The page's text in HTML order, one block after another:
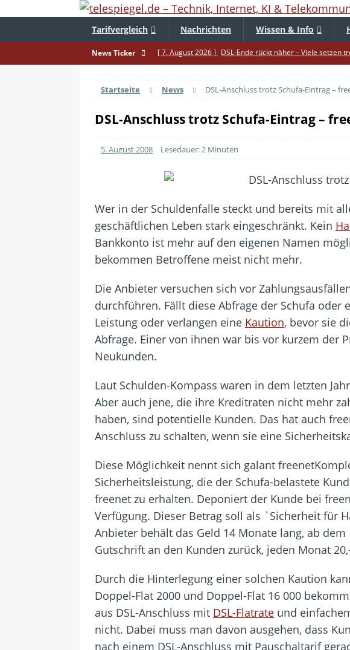
Tarifvergleich Nachrichten Wissen & Info
News Ticker [ 7. August 2026 ] DSL-Ende rückt näher – Viele setzen
[ 4. August 2026 ] Smartphone-Kauf – Zu diesem
[ 3. August 2026 ]
1&1 bekommt auf die Mütze –
[ 29. Juli 2026 ] Achtung: Polizei warnt – Raffinierte, neue
[ 28. Juli 2026 ]
Im Urlaub erreichbar? – Warum viele
WhatsApp macht die Handynummer
[ 21. Juli 2026 ]
Wichtiges BGH-Urteil –
Startseite News DSL-Anschluss trotz Schufa-Eintrag –
DSL-Anschluss trotz Schufa-Eintrag –
5. August 2008 Lesedauer: 2 Minuten
Wer in der Schuldenfalle steckt und bereits mit
geschäftlichen Leben stark eingeschränkt. Kein
Bankkonto ist mehr auf den eigenen Namen
bekommen Betroffene meist nicht mehr.
Die Anbieter versuchen sich vor
durchführen. Fällt diese Abfrage der Schufa
Leistung oder verlangen eine Kaution, bevor sie
Abfrage. Einer von ihnen war bis vor kurzem der
Neukunden.
Laut Schulden-Kompass waren in dem letzten
Aber auch jene, die ihre Kreditraten nicht mehr
haben, sind potentielle Kunden. Das hat auch
Anschluss zu schalten, wenn sie eine
Diese Möglichkeit nennt sich galant
Sicherheitsleistung, die der Schufa-belastete
freenet zu erhalten. Deponiert der Kunde bei
Verfügung. Dieser Betrag soll als `Sicherheit für
Anbieter behält das Geld 14 Monate lang, ab
Gutschrift an den Kunden zurück, jeden Monat
Durch die Hinterlegung einer solchen Kaution
Doppel-Flat 2000 und Doppel-Flat 16 000
aus DSL-Anschluss mit DSL-Flatrate und
nicht. Dabei muss man davon ausgehen, dass
nach einem DSL-Anschluss mit Pauschaltarif